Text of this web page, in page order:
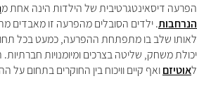
הפרעה דיסאינטגרטיבית של הילדות הינה אחת מ
הנרחבות. ילדים הסובלים מהפרעה זו מאבדים
לאותו שלב בו מתפתחת ההפרעה, כמעט בכל
יכולת משחק, שליטה בצרכים ומיומנויות
לאוטיזםואף קיים וויכוח בין החוקרים בתחום על